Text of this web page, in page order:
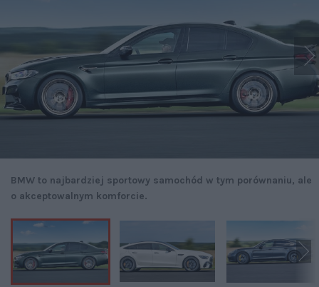
BMW to najbardziej sportowy samochód w tym porównaniu, ale
o akceptowalnym komforcie.